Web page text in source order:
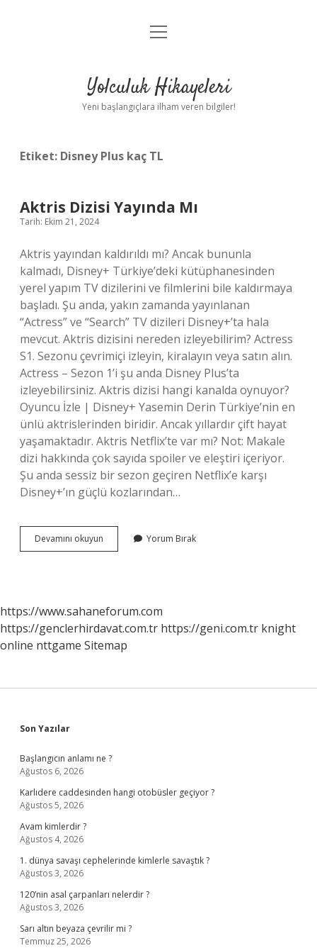
Anasayfa
Yasal Uyarı
menüyü
Yolculuk Hikayeleri
Yeni başlangıçlara ilham veren bilgiler!
Etiket: Disney Plus kaç TL
Aktris Dizisi Yayında Mı
Tarih: Ekim 21, 2024
Aktris yayından kaldırıldı mı? Ancak bununla
kalmadı, Disney+ Türkiye’deki kütüphanesinden
yerel yapım TV dizilerini ve filmlerini bile kaldırmaya
başladı. Şu anda, yakın zamanda yayınlanan
“Actress” ve “Search” TV dizileri Disney+’ta hala
mevcut. Aktris dizisini nereden izleyebilirim? Actress
S1. Sezonu çevrimiçi izleyin, kiralayın veya satın alın.
Actress – Sezon 1’i şu anda Disney Plus’ta
izleyebilirsiniz. Aktris dizisi hangi kanalda oynuyor?
Oyuncu İzle | Disney+ Yasemin Derin Türkiye’nin en
ünlü aktrislerinden biridir. Ancak yıllardır çift hayat
yaşamaktadır. Aktris Netflix’te var mı? Not: Makale
dizi hakkında çok sayıda spoiler ve eleştiri içeriyor.
Şu anda sessiz bir sezon geçiren Netflix’e karşı
Disney+’ın güçlü kozlarından…
Devamını okuyun
Dizisi
Yorum Bırak
https://www.sahaneforum.com
https://genclerhirdavat.com.tr https://geni.com.tr knight
online nttgame Sitemap
Sidebar
Son Yazılar
Başlangıcın anlamı ne ?
Ağustos 6, 2026
Karlıdere caddesinden hangi otobüsler geçiyor ?
Ağustos 5, 2026
Avam kimlerdir ?
Ağustos 4, 2026
1. dünya savaşı cephelerinde kimlerle savaştık ?
Ağustos 3, 2026
120’nin asal çarpanları nelerdir ?
Ağustos 3, 2026
Sarı altın beyaza çevrilir mi ?
Temmuz 25, 2026